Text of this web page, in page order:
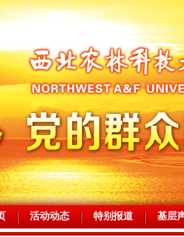
活动动态 特别报道 基层